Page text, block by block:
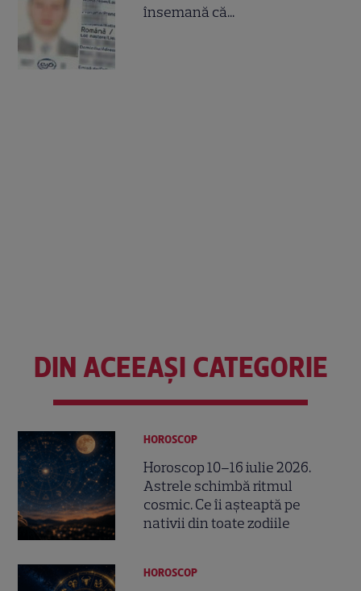
însemană că...
DIN ACEEAȘI CATEGORIE
HOROSCOP
Horoscop 10–16 iulie 2026.
Astrele schimbă ritmul
cosmic. Ce îi așteaptă pe
nativii din toate zodiile
HOROSCOP